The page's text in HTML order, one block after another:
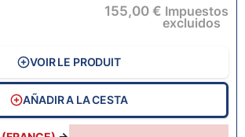
155,00 € Impuestos
excluidos
VOIR LE PRODUIT
AÑADIR A LA CESTA